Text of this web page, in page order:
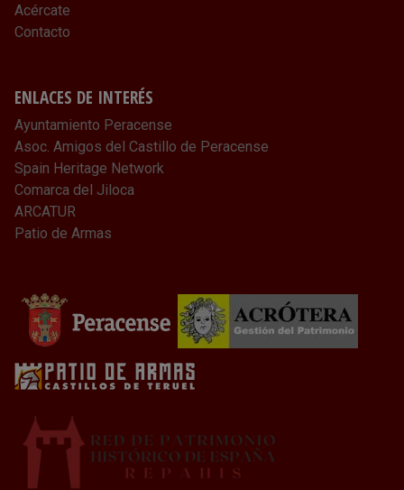
Acércate
Contacto
ENLACES DE INTERÉS
Ayuntamiento Peracense
Asoc. Amigos del Castillo de Peracense
Spain Heritage Network
Comarca del Jiloca
ARCATUR
Patio de Armas